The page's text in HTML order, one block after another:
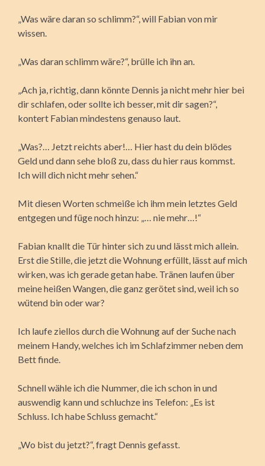
„Was wäre daran so schlimm?“, will Fabian von mir
wissen.
„Was daran schlimm wäre?“, brülle ich ihn an.
„Ach ja, richtig, dann könnte Dennis ja nicht mehr hier bei
dir schlafen, oder sollte ich besser, mit dir sagen?“,
kontert Fabian mindestens genauso laut.
„Was?… Jetzt reichts aber!… Hier hast du dein blödes
Geld und dann sehe bloß zu, dass du hier raus kommst.
Ich will dich nicht mehr sehen.“
Mit diesen Worten schmeiße ich ihm mein letztes Geld
entgegen und füge noch hinzu: „… nie mehr…!“
Fabian knallt die Tür hinter sich zu und lässt mich allein.
Erst die Stille, die jetzt die Wohnung erfüllt, lässt auf mich
wirken, was ich gerade getan habe. Tränen laufen über
meine heißen Wangen, die ganz gerötet sind, weil ich so
wütend bin oder war?
Ich laufe ziellos durch die Wohnung auf der Suche nach
meinem Handy, welches ich im Schlafzimmer neben dem
Bett finde.
Schnell wähle ich die Nummer, die ich schon in und
auswendig kann und schluchze ins Telefon: „Es ist
Schluss. Ich habe Schluss gemacht.“
„Wo bist du jetzt?“, fragt Dennis gefasst.